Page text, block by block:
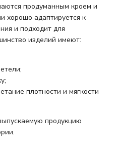
продуманным кроем и
хорошо адаптируется к
и подходит для
изделий имеют:
плотности и мягкости
продукцию